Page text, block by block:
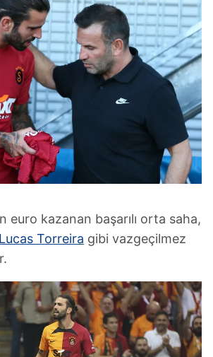
euro kazanan başarılı orta saha,
Lucas Torreira gibi vazgeçilmez